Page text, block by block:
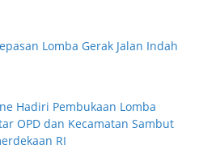
Lomba Gerak Jalan Indah
Hadiri Pembukaan Lomba
OPD dan Kecamatan Sambut
RI